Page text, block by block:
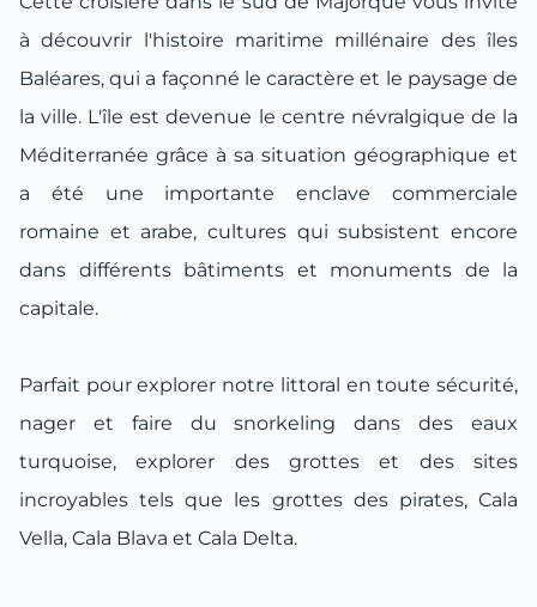
à découvrir l'histoire maritime millénaire des îles
Baléares, qui a façonné le caractère et le paysage de
la ville. L'île est devenue le centre névralgique de la
Méditerranée grâce à sa situation géographique et
a été une importante enclave commerciale
romaine et arabe, cultures qui subsistent encore
dans différents bâtiments et monuments de la
capitale.
Parfait pour explorer notre littoral en toute sécurité,
nager et faire du snorkeling dans des eaux
turquoise, explorer des grottes et des sites
incroyables tels que les grottes des pirates, Cala
Vella, Cala Blava et Cala Delta.